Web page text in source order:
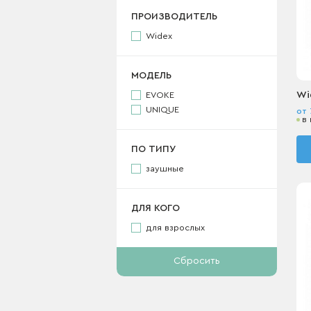
ПРОИЗВОДИТЕЛЬ
Widex
МОДЕЛЬ
EVOKE
UNIQUE
ПО ТИПУ
заушные
ДЛЯ КОГО
для взрослых
Сбросить
от
в